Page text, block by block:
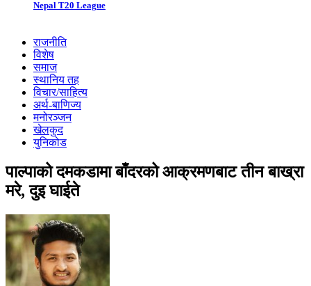
Nepal T20 League
राजनीति
विशेष
समाज
स्थानिय तह
विचार/साहित्य
अर्थ-बाणिज्य
मनोरञ्जन
खेलकुद
युनिकोड
पाल्पाको दमकडामा बाँदरको आक्रमणबाट तीन बाख्रा
मरे, दुइ घाईते